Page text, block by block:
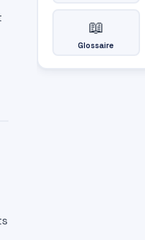
📖
Glossaire